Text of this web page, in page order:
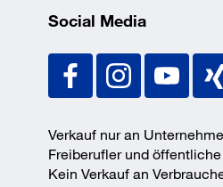
Social Media
Verkauf nur an
Freiberufler und
Kein Verkauf an